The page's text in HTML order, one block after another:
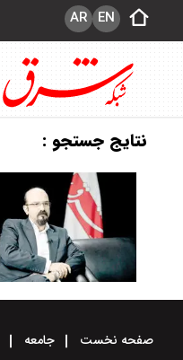
EN
AR
نتایج جستجو :
صفحه نخست جامعه